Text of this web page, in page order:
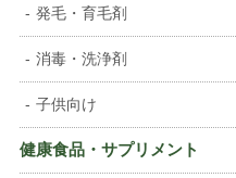
発毛・育毛剤
消毒・洗浄剤
子供向け
健康食品・サプリメント